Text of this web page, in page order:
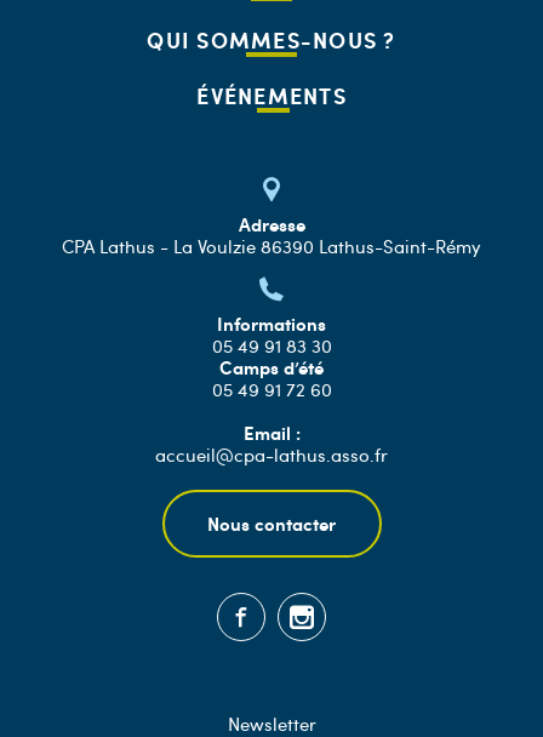
QUI SOMMES-NOUS ?
ÉVÉNEMENTS
Adresse
CPA Lathus - La Voulzie 86390 Lathus-Saint-Rémy
Informations
05 49 91 83 30
Camps d’été
05 49 91 72 60
Email :
accueil@cpa-lathus.asso.fr
Nous contacter
Newsletter